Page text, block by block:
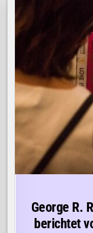
George R.
berichtet